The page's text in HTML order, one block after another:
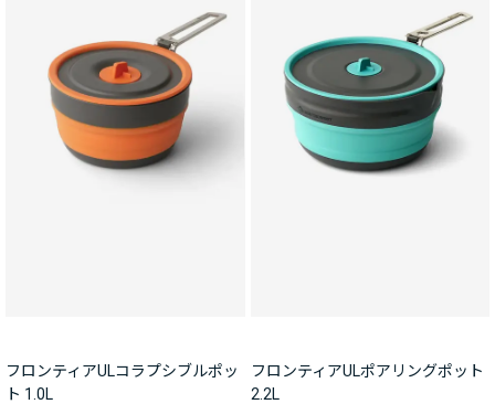
フロンティアULコラプシブルポッ
ト 1.0L
フロンティアULポアリングポット
2.2L